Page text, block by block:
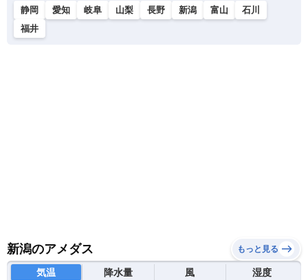
静岡 愛知 岐阜 山梨 長野 新潟 富山
石川
福井
新潟のアメダス もっと見る
気温 降水量 風 湿度